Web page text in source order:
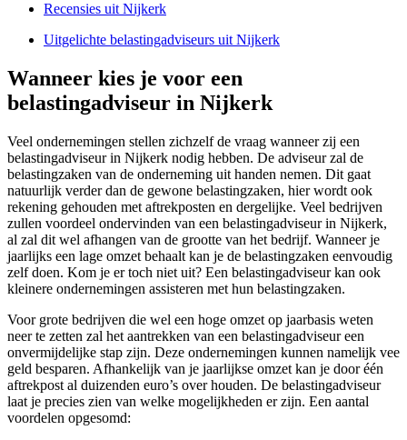
Recensies uit Nijkerk
Uitgelichte belastingadviseurs uit Nijkerk
Wanneer kies je voor een
belastingadviseur in Nijkerk
Veel ondernemingen stellen zichzelf de vraag wanneer zij een
belastingadviseur in Nijkerk nodig hebben. De adviseur zal de
belastingzaken van de onderneming uit handen nemen. Dit gaat
natuurlijk verder dan de gewone belastingzaken, hier wordt ook
rekening gehouden met aftrekposten en dergelijke. Veel bedrijven
zullen voordeel ondervinden van een belastingadviseur in Nijkerk,
al zal dit wel afhangen van de grootte van het bedrijf. Wanneer je
jaarlijks een lage omzet behaalt kan je de belastingzaken eenvoudig
zelf doen. Kom je er toch niet uit? Een belastingadviseur kan ook
kleinere ondernemingen assisteren met hun belastingzaken.
Voor grote bedrijven die wel een hoge omzet op jaarbasis weten
neer te zetten zal het aantrekken van een belastingadviseur een
onvermijdelijke stap zijn. Deze ondernemingen kunnen namelijk vee
geld besparen. Afhankelijk van je jaarlijkse omzet kan je door één
aftrekpost al duizenden euro’s over houden. De belastingadviseur
laat je precies zien van welke mogelijkheden er zijn. Een aantal
voordelen opgesomd: